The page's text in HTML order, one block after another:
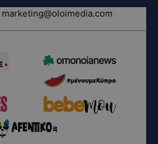
marketing@oloimedia.com